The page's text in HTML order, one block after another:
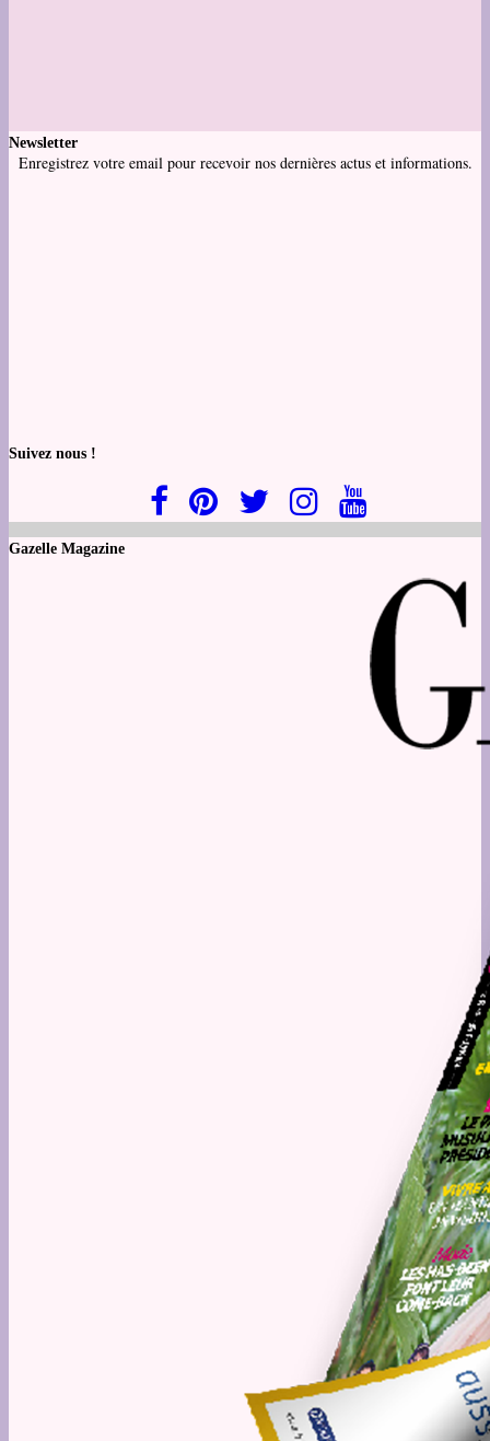
Newsletter
Enregistrez votre email pour recevoir nos dernières actus et informations.
Suivez nous !
Gazelle Magazine